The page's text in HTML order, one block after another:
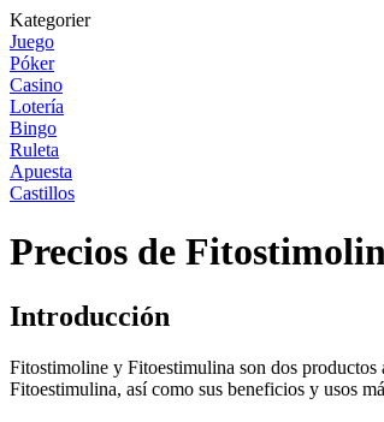
Kategorier
Juego
Póker
Casino
Lotería
Bingo
Ruleta
Apuesta
Castillos
Precios de
Introducción
Fitostimoline y Fitoestimulina son dos
Fitoestimulina, así como sus beneficios y usos